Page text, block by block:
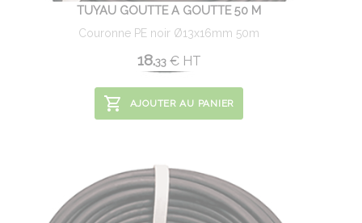
TUYAU GOUTTE A GOUTTE 50 M
Couronne PE noir Ø13x16mm 50m
18.33 €HT
AJOUTER AU PANIER